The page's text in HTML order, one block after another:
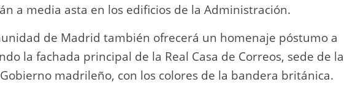
a media asta en los edificios de la Administración.
de Madrid también ofrecerá un homenaje póstumo a
la fachada principal de la Real Casa de Correos, sede de la
madrileño, con los colores de la bandera británica.